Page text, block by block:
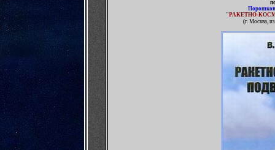
"РАКЕТНО-
(г. Москва,